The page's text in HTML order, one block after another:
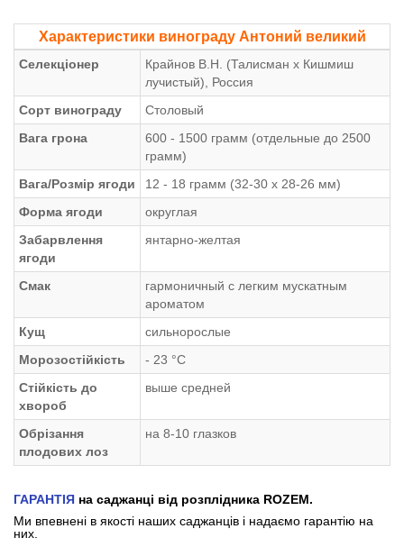
Характеристики винограду Антоний великий
Селекціонер
Крайнов В.Н. (Талисман х Кишмиш
лучистый), Россия
Сорт винограду
Столовый
Вага грона
600 - 1500 грамм (отдельные до 2500
грамм)
Вага/Розмір ягоди
12 - 18 грамм (32-30 х 28-26 мм)
Форма ягоди
округлая
Забарвлення
ягоди
янтарно-желтая
Смак
гармоничный с легким мускатным
ароматом
Кущ
сильнорослые
Морозостійкість
- 23 °С
Стійкість до
хвороб
выше средней
Обрізання
плодових лоз
на 8-10 глазков
ГАРАНТІЯ на саджанці від розплідника ROZEM.
Ми впевнені в якості наших саджанців і надаємо гарантію на
них.